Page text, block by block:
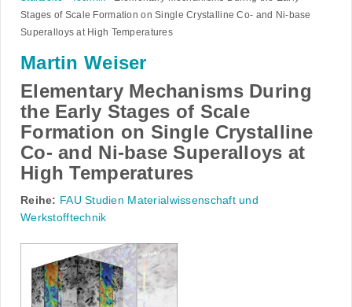
Stages of Scale Formation on Single Crystalline Co- and Ni-base
Superalloys at High Temperatures
Martin Weiser
Elementary Mechanisms During
the Early Stages of Scale
Formation on Single Crystalline
Co- and Ni-base Superalloys at
High Temperatures
Reihe: FAU Studien Materialwissenschaft und
Werkstofftechnik